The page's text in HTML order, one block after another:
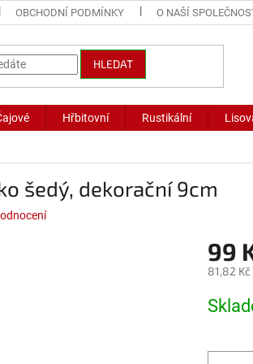
OBCHODNÍ PODMÍNKY O NAŠÍ
HLEDAT
Hřbitovní Rustikální
šedý, dekorační 9cm
99
81,82 Kč
cena: